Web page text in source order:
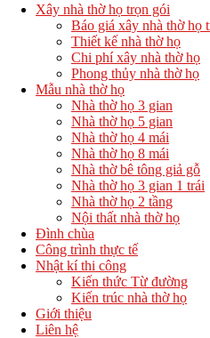
Xây nhà thờ họ trọn gói
Báo giá xây nhà thờ họ
Thiết kế nhà thờ họ
Chi phí xây nhà thờ họ
Phong thủy nhà thờ họ
Mẫu nhà thờ họ
Nhà thờ họ 3 gian
Nhà thờ họ 5 gian
Nhà thờ họ 4 mái
Nhà thờ họ 8 mái
Nhà thờ bê tông giả gỗ
Nhà thờ họ 3 gian 1 trái
Nhà thờ họ 2 tầng
Nội thất nhà thờ họ
Đình chùa
Công trình thực tế
Nhật kí thi công
Kiến thức Từ đường
Kiến trúc nhà thờ họ
Giới thiệu
Liên hệ